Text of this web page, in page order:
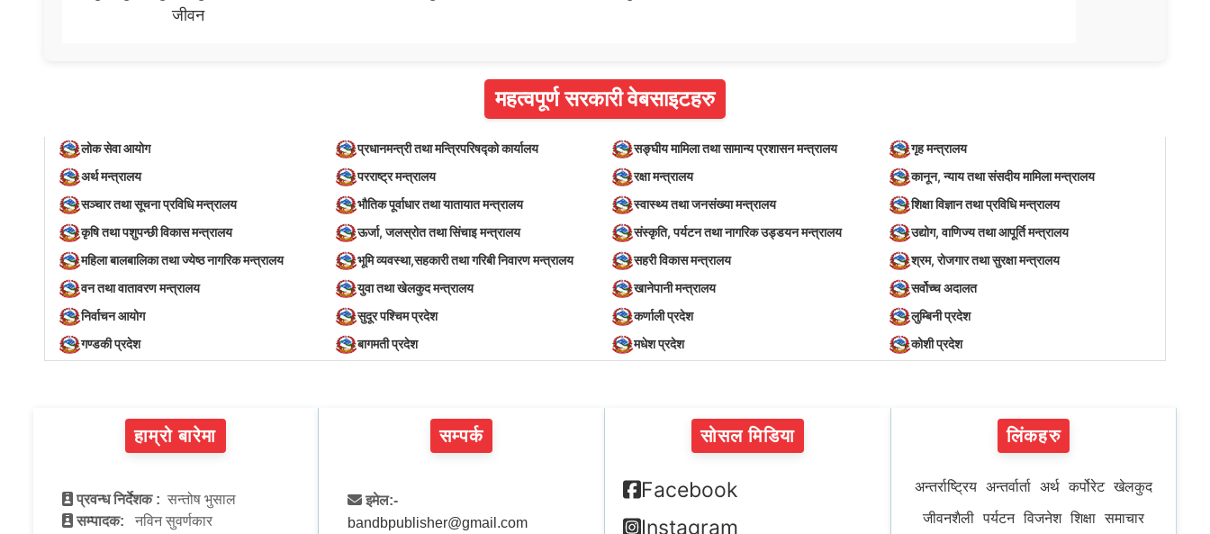
जीवन
महत्वपूर्ण सरकारी वेबसाइटहरु
लोक सेवा आयोग प्रधानमन्त्री तथा मन्त्रिपरिषद्को कार्यालय सङ्घीय मामिला तथा सामान्य प्रशासन मन्त्रालय
गृह मन्त्रालय
अर्थ मन्त्रालय
परराष्ट्र मन्त्रालय रक्षा मन्त्रालय
कानून, न्याय तथा संसदीय मामिला मन्त्रालय
सञ्‍चार तथा सूचना प्रविधि मन्त्रालय
भौतिक पूर्वाधार तथा यातायात मन्त्रालय स्वास्थ्य तथा जनसंख्या मन्त्रालय
शिक्षा विज्ञान तथा प्रविधि मन्त्रालय
कृषि तथा पशुपन्छी विकास मन्त्रालय
ऊर्जा, जलस्रोत तथा सिंचाइ मन्त्रालय संस्कृति, पर्यटन तथा नागरिक उड्डयन मन्त्रालय
उद्योग, वाणिज्य तथा आपूर्ति मन्त्रालय
महिला बालबालिका तथा ज्येष्ठ नागरिक मन्त्रालय
भूमि व्यवस्था,सहकारी तथा गरिबी निवारण मन्त्रालय सहरी विकास मन्त्रालय
श्रम, रोजगार तथा सुरक्षा मन्त्रालय
वन तथा वातावरण मन्त्रालय
युवा तथा खेलकुद मन्त्रालय खानेपानी मन्त्रालय
सर्वोच्च अदालत
निर्वाचन आयोग
सुदूर पश्चिम प्रदेश कर्णाली प्रदेश
लुम्बिनी प्रदेश
गण्डकी प्रदेश
बागमती प्रदेश मधेश प्रदेश कोशी प्रदेश
हाम्रो बारेमा
प्रवन्ध निर्देशक : सन्तोष भुसाल
सम्पादक:
नविन सुवर्णकार
सम्पर्क
इमेल:-
bandbpublisher@gmail.com
सोसल मिडिया
Facebook
Instagram
लिंकहरु
अन्तर्राष्ट्रिय अन्तर्वार्ता अर्थ कर्पोरेट खेलकुद
जीवनशैली पर्यटन विजनेश शिक्षा समाचार